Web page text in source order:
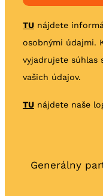
TUnájdete
osobnými údajmi.
vyjadrujete súhlas
vašich údajov.
TUnájdete naše
Generálny